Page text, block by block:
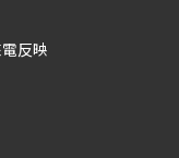
反映